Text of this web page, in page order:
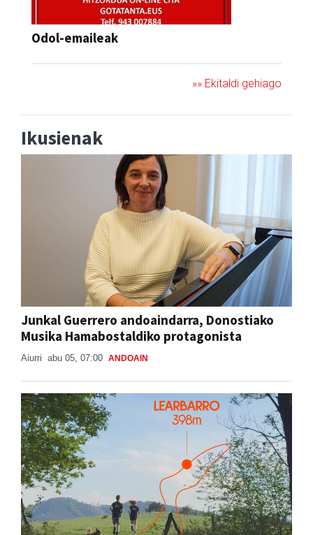
Odol-emaileak
»» Ekitaldi gehiago
Ikusienak
Junkal Guerrero andoaindarra, Donostiako
Musika Hamabostaldiko protagonista
Aiurri abu 05, 07:00 ANDOAIN